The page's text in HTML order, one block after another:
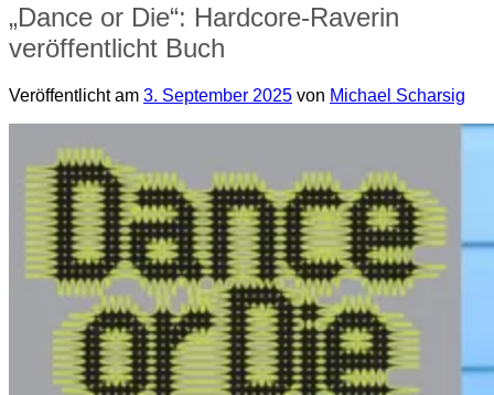
„Dance or Die“: Hardcore-Raverin
veröffentlicht Buch
Veröffentlicht am 3. September 2025 von Michael Scharsig